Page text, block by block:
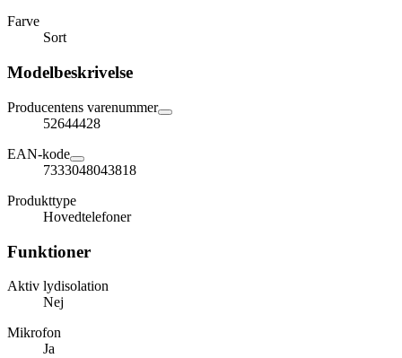
Farve
Sort
Modelbeskrivelse
Producentens varenummer
52644428
EAN-kode
7333048043818
Produkttype
Hovedtelefoner
Funktioner
Aktiv lydisolation
Nej
Mikrofon
Ja